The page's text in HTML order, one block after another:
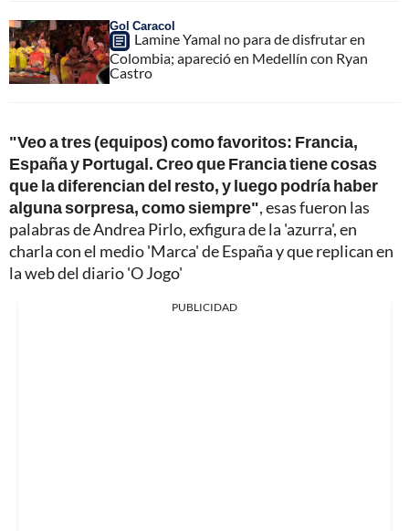
Gol Caracol
Lamine Yamal no para de disfrutar en
Colombia; apareció en Medellín con Ryan
Castro
"Veo a tres (equipos) como favoritos: Francia,
España y Portugal. Creo que Francia tiene cosas
que la diferencian del resto, y luego podría haber
alguna sorpresa, como siempre", esas fueron las
palabras de Andrea Pirlo, exfigura de la 'azurra', en
charla con el medio 'Marca' de España y que replican en
la web del diario 'O Jogo'
PUBLICIDAD